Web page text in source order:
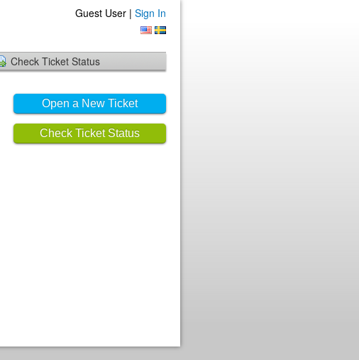
Guest User | Sign In
Check Ticket Status
Open a New Ticket
Check Ticket Status